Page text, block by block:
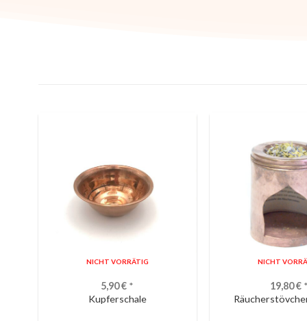
NICHT VORRÄTIG
5,90€ *
Kupferschale
NICHT
19,80€*